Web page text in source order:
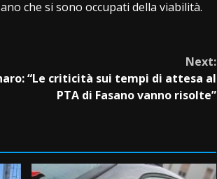
che si sono occupati della viabilità.
Next:
“Le criticità sui tempi di attesa al
PTA di Fasano vanno risolte”